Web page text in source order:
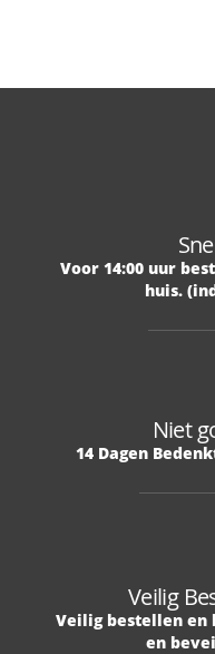
Voor 14:00 uur
huis.
Niet
14 Dagen
Veilig
Veilig bestellen en
en